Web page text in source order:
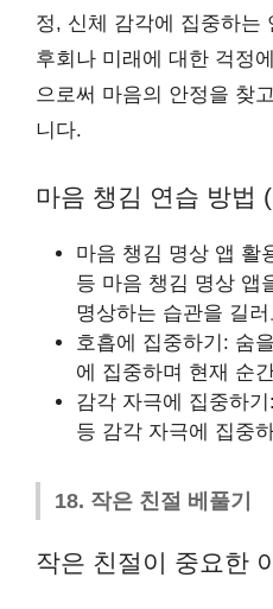
정, 신체 감각에 집중하는
후회나 미래에 대한 걱정
으로써 마음의 안정을 찾
니다.
마음 챙김 연습 방법
마음 챙김 명상 앱 활
등 마음 챙김 명상 앱
명상하는 습관을 길
호흡에 집중하기: 숨
에 집중하며 현재 순
감각 자극에 집중하
등 감각 자극에 집중
18. 작은 친절 베풀기
작은 친절이 중요한